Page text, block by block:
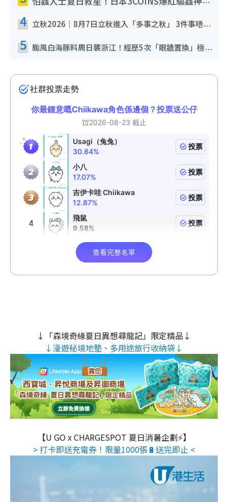
4 立秋2026｜8月7日立秋進入「多事之秋」 3件事唔做得！專家教6招開運 清枱頭／銀包納氣接好運
5 颱風白海豚料周日襲浙江！經歷5次「眼牆置換」極罕見 成登陸內地最長途颱風
↓「森境奇緣夏日異想尋龍記」限定精品↓
↓漫遊秘境地墊、多用途旅行收納袋↓
【U GO x CHARGESPOT 夏日消暑企劃⚡】
> 打卡即送充電券！限量1000張🔋送完即止 <